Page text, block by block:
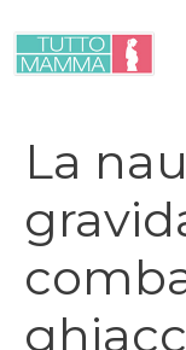
contenuto
La